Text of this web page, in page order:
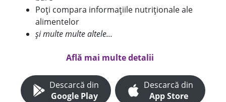
Poți compara informațiile nutriționale ale
alimentelor
și multe multe altele...
Află mai multe detalii
Descarcă din
Google Play
Descarcă din
App Store